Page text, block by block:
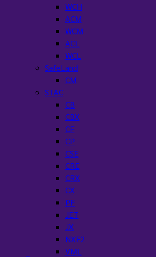
WCH
ACM
WCM
ACL
WCL
SafeLand
CM
STAC
CB
CBX
CF
CP
CSE
CRE
CRX
CX
PF
JET
JX
NXF2
VML